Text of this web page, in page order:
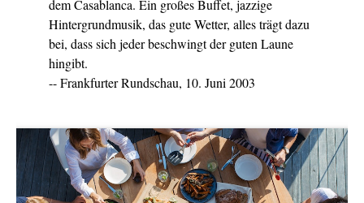
dem Casablanca. Ein großes Buffet, jazzige
Hintergrundmusik, das gute Wetter, alles trägt dazu
bei, dass sich jeder beschwingt der guten Laune
hingibt.
-- Frankfurter Rundschau, 10. Juni 2003